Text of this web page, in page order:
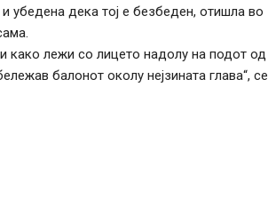
убедена дека тој е безбеден, отишла во
како лежи со лицето надолу на подот од
балонот околу нејзината глава“, се